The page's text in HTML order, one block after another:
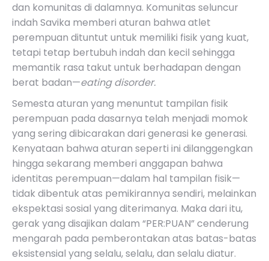
dan komunitas di dalamnya. Komunitas seluncur
indah Savika memberi aturan bahwa atlet
perempuan dituntut untuk memiliki fisik yang kuat,
tetapi tetap bertubuh indah dan kecil sehingga
memantik rasa takut untuk berhadapan dengan
berat badan—eating disorder.
Semesta aturan yang menuntut tampilan fisik
perempuan pada dasarnya telah menjadi momok
yang sering dibicarakan dari generasi ke generasi.
Kenyataan bahwa aturan seperti ini dilanggengkan
hingga sekarang memberi anggapan bahwa
identitas perempuan—dalam hal tampilan fisik—
tidak dibentuk atas pemikirannya sendiri, melainkan
ekspektasi sosial yang diterimanya. Maka dari itu,
gerak yang disajikan dalam “PER:PUAN”cenderung
mengarah pada pemberontakan atas batas-batas
eksistensial yang selalu, selalu, dan selalu diatur.